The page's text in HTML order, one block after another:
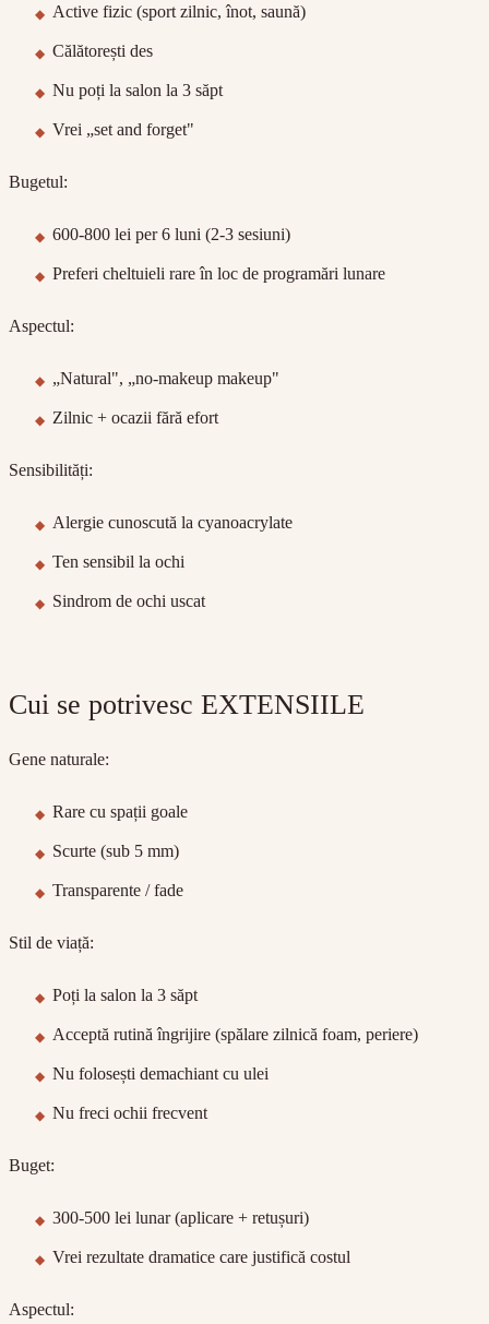
Active fizic (sport zilnic, înot, saună)
Călătorești des
Nu poți la salon la 3 săpt
Vrei „set and forget"
Bugetul:
600-800 lei per 6 luni (2-3 sesiuni)
Preferi cheltuieli rare în loc de programări lunare
Aspectul:
„Natural", „no-makeup makeup"
Zilnic + ocazii fără efort
Sensibilități:
Alergie cunoscută la cyanoacrylate
Ten sensibil la ochi
Sindrom de ochi uscat
Cui se potrivesc EXTENSIILE
Gene naturale:
Rare cu spații goale
Scurte (sub 5 mm)
Transparente / fade
Stil de viață:
Poți la salon la 3 săpt
Acceptă rutină îngrijire (spălare zilnică foam, periere)
Nu folosești demachiant cu ulei
Nu freci ochii frecvent
Buget:
300-500 lei lunar (aplicare + retușuri)
Vrei rezultate dramatice care justifică costul
Aspectul: